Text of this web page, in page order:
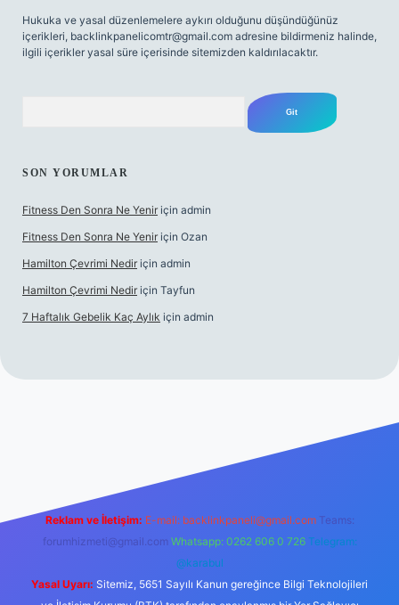
Hukuka ve yasal düzenlemelere aykırı olduğunu düşündüğünüz
içerikleri, backlinkpanelicomtr@gmail.com adresine bildirmeniz halinde,
ilgili içerikler yasal süre içerisinde sitemizden kaldırılacaktır.
SON YORUMLAR
Fitness Den Sonra Ne Yenir için admin
Fitness Den Sonra Ne Yenir için Ozan
Hamilton Çevrimi Nedir için admin
Hamilton Çevrimi Nedir için Tayfun
7 Haftalık Gebelik Kaç Aylık için admin
Reklam ve İletişim: E-mail: backlinkpaneli@gmail.com Teams:
forumhizmeti@gmail.com Whatsapp: 0262 606 0 726 Telegram:
@karabul
Yasal Uyarı: Sitemiz, 5651 Sayılı Kanun gereğince Bilgi Teknolojileri